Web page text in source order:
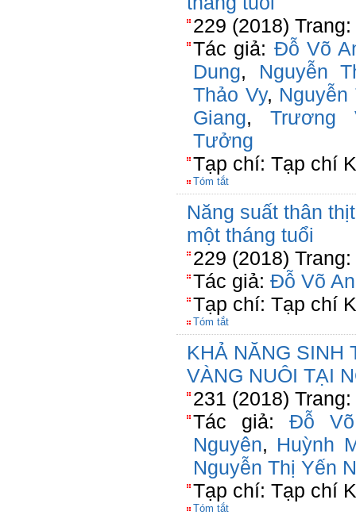
229 (2018) Trang:
Tác giả: Đỗ Võ
Dung, Nguyễn
Thảo Vy, Nguyễn
Giang, Trương
Tưởng
Tạp chí: Tạp chí
Tóm tắt
Năng suất thân
một tháng tuổi
229 (2018) Trang:
Tác giả: Đỗ Võ
Tạp chí: Tạp chí
Tóm tắt
KHẢ NĂNG SINH
VÀNG NUÔI TẠI
231 (2018) Trang:
Tác giả: Đỗ
Nguyên, Huỳnh
Nguyễn Thị Yến
Tạp chí: Tạp chí
Tóm tắt